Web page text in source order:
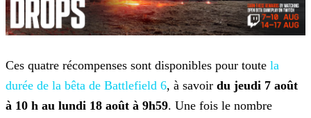
Ces quatre récompenses sont disponibles pour toute la
durée de la bêta de Battlefield 6, à savoir du jeudi 7 août
à 10 h au lundi 18 août à 9h59. Une fois le nombre